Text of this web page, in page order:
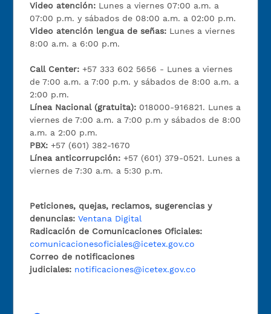
Video atención: Lunes a viernes 07:00 a.m. a
07:00 p.m. y sábados de 08:00 a.m. a 02:00 p.m.
Video atención lengua de señas: Lunes a viernes
8:00 a.m. a 6:00 p.m.
Call Center:+57 333 602 5656 - Lunes a viernes
de 7:00 a.m. a 7:00 p.m. y sábados de 8:00 a.m. a
2:00 p.m.
Línea Nacional (gratuita): 018000-916821. Lunes a
viernes de 7:00 a.m. a 7:00 p.m y sábados de 8:00
a.m. a 2:00 p.m.
PBX:+57 (601) 382-1670
Línea anticorrupción:+57 (601) 379-0521. Lunes a
viernes de 7:30 a.m. a 5:30 p.m.
Peticiones, quejas, reclamos, sugerencias y
denuncias: Ventana Digital
Radicación de Comunicaciones Oficiales:
comunicacionesoficiales@icetex.gov.co
Correo de notificaciones
judiciales: notificaciones@icetex.gov.co